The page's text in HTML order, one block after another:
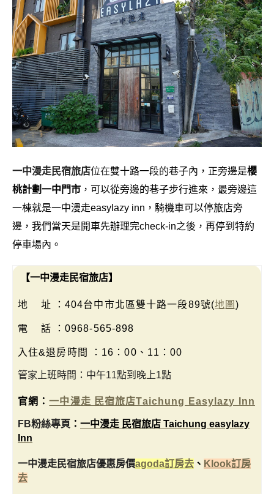
一中漫走民宿旅店位在雙十路一段的巷子內，正旁邊是櫻
桃計劃一中門市 ，可以從旁邊的巷子步行進來，最旁邊這
一棟就是一中漫走easylazy inn，騎機車可以停旅店旁
邊，我們當天是開車先辦理完check-in之後，再停到特約
停車場內。
【一中漫走民宿旅店】
地 址 ：404台中市北區雙十路一段89號(地圖)
電 話 ：0968-565-898
入住&退房時間 ： 16：00、11：00
管家上班時間：中午11點到晚上1點
官網：一中漫走 民宿旅店Taichung Easylazy Inn
FB粉絲專頁 ： 一中漫走 民宿旅店 Taichung easylazy
Inn
一中漫走民宿旅店優惠房價agoda訂房去 、 Klook訂房
去